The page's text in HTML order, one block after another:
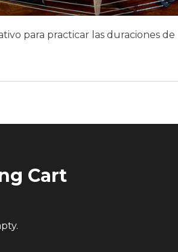
para practicar las duraciones de
Cart